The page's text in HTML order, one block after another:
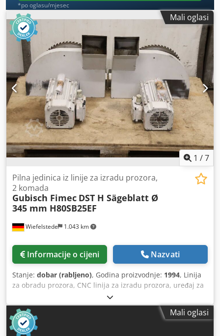
*po oglasu/mjesec
Mali oglasi
1 /7
Wiefelstede 1.043 km
Pilna jedinica iz linije za izradu prozora,
2 komada
Gubisch Fimec DST H Sägeblatt Ø
345 mm H80SB25EF
Informacije o cijeni Nazvati
Stanje: dobar (rabljeno), Godina proizvodnje: 1994, Linija
za obradu prozora, CNC linija za izradu prozora, uređaj za
rezanje uglova prozora - Proizvođač: Gubisch, pilna
jedinica desno/lijevo iz linije za izradu prozora, tip DST H -
Motor: Fimec tip H80SB25EF, 4 kW / 2800 o/min - Osovina:
Ø 30 x 70 mm - List pile: Ø 345 mm - Cijena/isporuka:
Mali oglasi